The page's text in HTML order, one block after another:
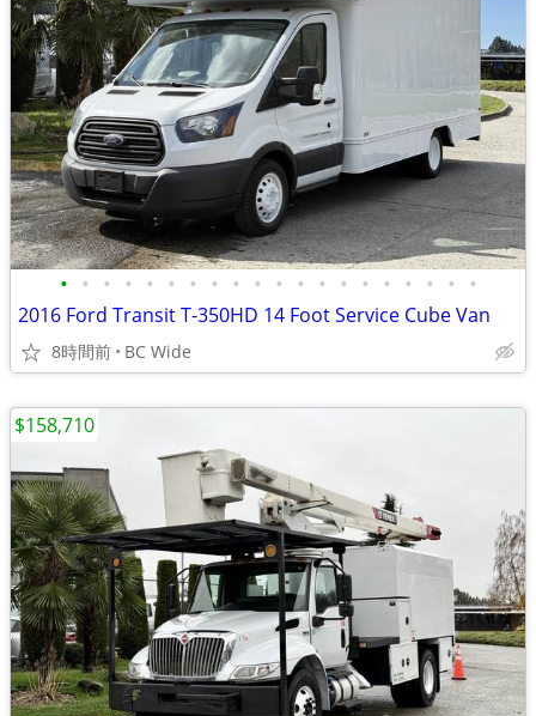
• • • • • • • • • • • • • • • • • • • •
2016 Ford Transit T-350HD 14 Foot Service Cube Van
8時間前 BC Wide
$158,710